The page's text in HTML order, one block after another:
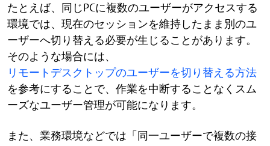
たとえば、同じPCに複数のユーザーがアクセスする
環境では、現在のセッションを維持したまま別のユ
ーザーへ切り替える必要が生じることがあります。
そのような場合には、
リモートデスクトップのユーザーを切り替える方法
を参考にすることで、作業を中断することなくスム
ーズなユーザー管理が可能になります。
また、業務環境などでは「同一ユーザーで複数の接